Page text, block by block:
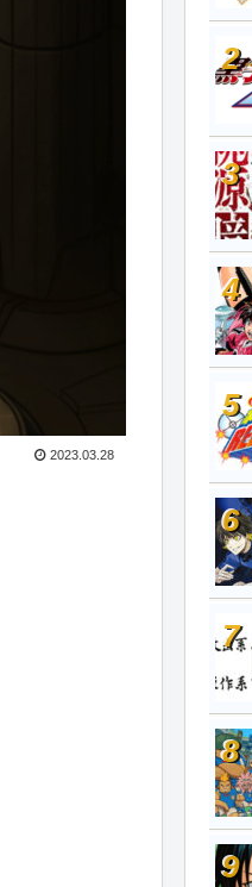
2023.03.28